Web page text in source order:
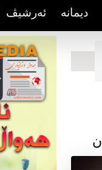
دیمانه ئه‌رشیڤ